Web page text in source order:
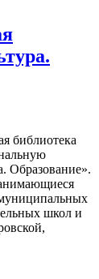
библиотека
Образование».
муниципальных
школ и